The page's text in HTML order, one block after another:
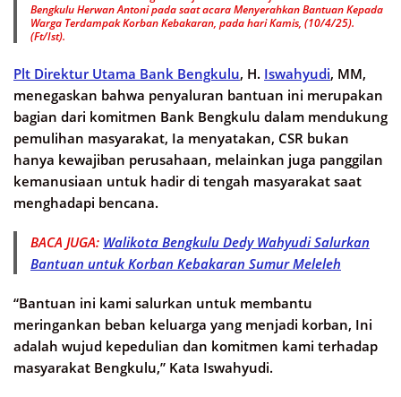
Bengkulu Herwan Antoni pada saat acara Menyerahkan Bantuan Kepada
Warga Terdampak Korban Kebakaran, pada hari Kamis, (10/4/25).
(Ft/Ist).
Plt Direktur Utama Bank Bengkulu, H. Iswahyudi, MM,
menegaskan bahwa penyaluran bantuan ini merupakan
bagian dari komitmen Bank Bengkulu dalam mendukung
pemulihan masyarakat, Ia menyatakan, CSR bukan
hanya kewajiban perusahaan, melainkan juga panggilan
kemanusiaan untuk hadir di tengah masyarakat saat
menghadapi bencana.
BACA JUGA: Walikota Bengkulu Dedy Wahyudi Salurkan
Bantuan untuk Korban Kebakaran Sumur Meleleh
“Bantuan ini kami salurkan untuk membantu
meringankan beban keluarga yang menjadi korban, Ini
adalah wujud kepedulian dan komitmen kami terhadap
masyarakat Bengkulu,” Kata Iswahyudi.